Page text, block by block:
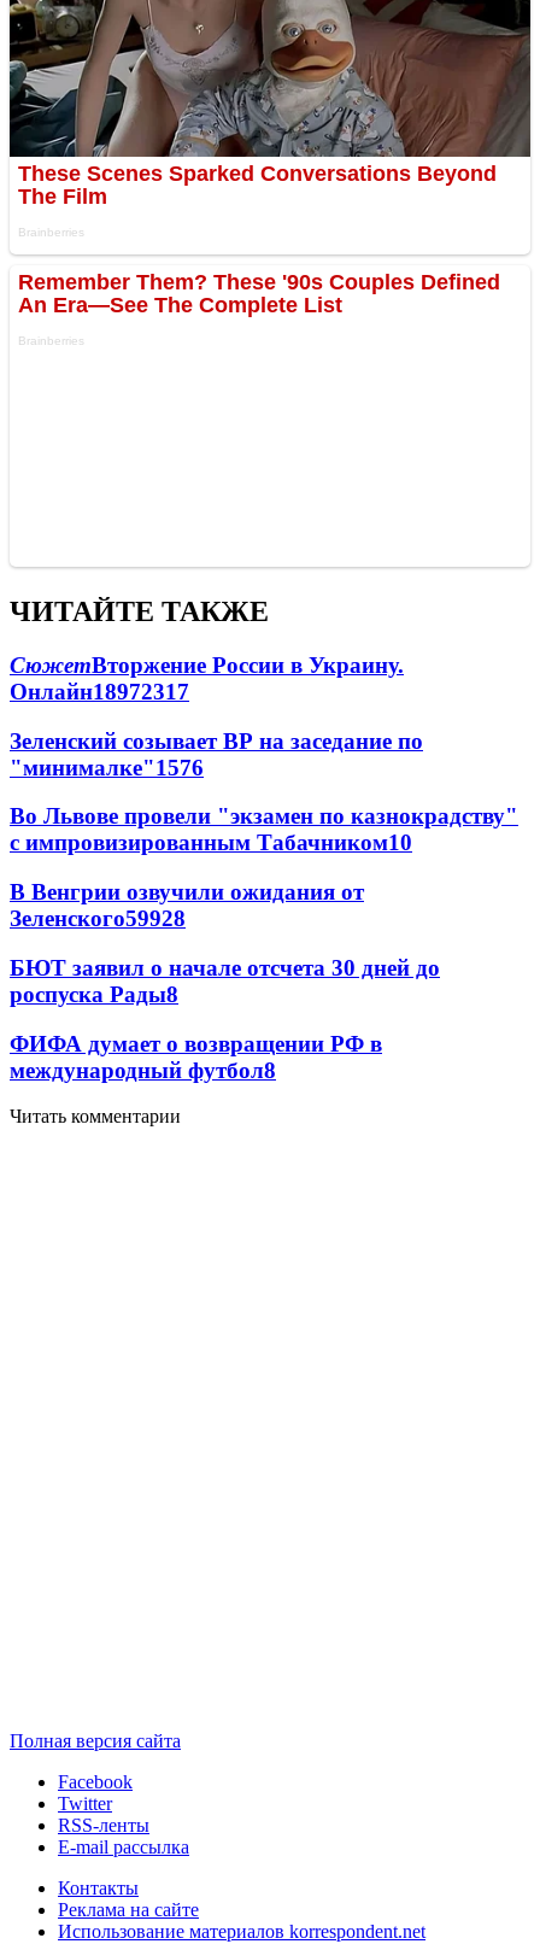
ЧИТАЙТЕ ТАКЖЕ
СюжетВторжение России в Украину.
Онлайн18972317
Зеленский созывает ВР на заседание по
"минималке"1576
Во Львове провели "экзамен по казнокрадству"
с импровизированным Табачником10
В Венгрии озвучили ожидания от
Зеленского59928
БЮТ заявил о начале отсчета 30 дней до
роспуска Рады8
ФИФА думает о возвращении РФ в
международный футбол8
Читать комментарии
Полная версия сайта
Facebook
Twitter
RSS-ленты
E-mail рассылка
Контакты
Реклама на сайте
Использование материалов korrespondent.net